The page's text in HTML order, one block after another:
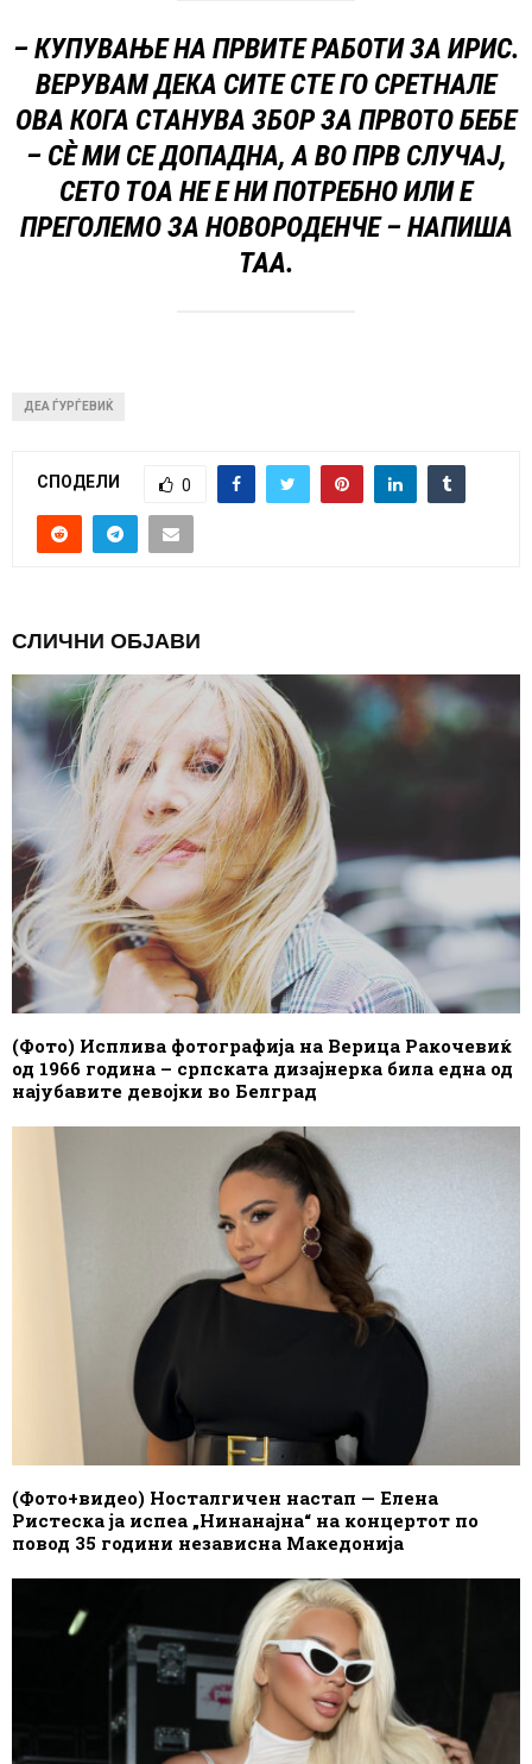
– КУПУВАЊЕ НА ПРВИТЕ РАБОТИ ЗА ИРИС.
ВЕРУВАМ ДЕКА СИТЕ СТЕ ГО СРЕТНАЛЕ
ОВА КОГА СТАНУВА ЗБОР ЗА ПРВОТО БЕБЕ
– СÈ МИ СЕ ДОПАДНА, А ВО ПРВ СЛУЧАЈ,
СЕТО ТОА НЕ Е НИ ПОТРЕБНО ИЛИ Е
ПРЕГОЛЕМО ЗА НОВОРОДЕНЧЕ – НАПИША
ТАА.
ДЕА ЃУРЃЕВИЌ
СПОДЕЛИ 0
СЛИЧНИ ОБЈАВИ
(Фото) Исплива фотографија на Верица Ракочевиќ
од 1966 година – српската дизајнерка била една од
најубавите девојки во Белград
(Фото+видео) Носталгичен настап — Елена
Ристеска ја испеа „Нинанајна“ на концертот по
повод 35 години независна Македонија